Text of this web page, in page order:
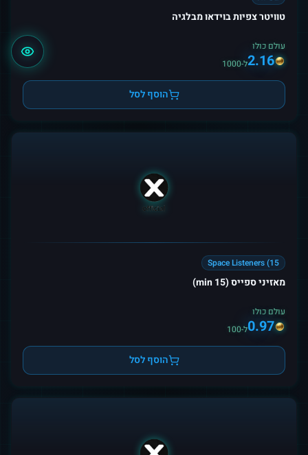
טוויטר צפיות בוידאו מבלגיה
עולם כולו
2.16ל-1000
הוסף לסל
Space Listeners (15
מאזיני ספייס (15 min)
עולם כולו
0.97ל-100
הוסף לסל